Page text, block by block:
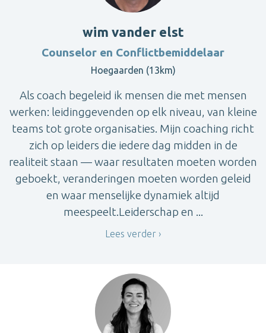
wim vander elst
Counselor en Conflictbemiddelaar
Hoegaarden (13km)
Als coach begeleid ik mensen die met mensen
werken: leidinggevenden op elk niveau, van kleine
teams tot grote organisaties. Mijn coaching richt
zich op leiders die iedere dag midden in de
realiteit staan — waar resultaten moeten worden
geboekt, veranderingen moeten worden geleid
en waar menselijke dynamiek altijd
meespeelt.Leiderschap en ...
Lees verder